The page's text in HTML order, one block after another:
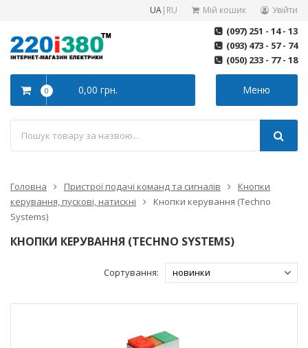
UA| RU Мій кошик Увійти
(097) 251 - 14 - 13
(093) 473 - 57 - 74
(050) 233 - 77 - 18
Меню
0 0,00 грн.
Головна Пристрої подачі команд та сигналів
Кнопки
керування, пускові, натискні
Кнопки керування (Techno
Systems)
КНОПКИ КЕРУВАННЯ (TECHNO SYSTEMS)
Сортування: